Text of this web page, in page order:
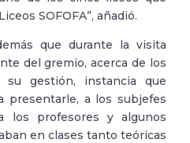
SOFOFA”, añadió.
que durante la visita
del gremio, acerca de los
gestión, instancia que
presentarle, a los subjefes
los profesores y algunos
en clases tanto teóricas